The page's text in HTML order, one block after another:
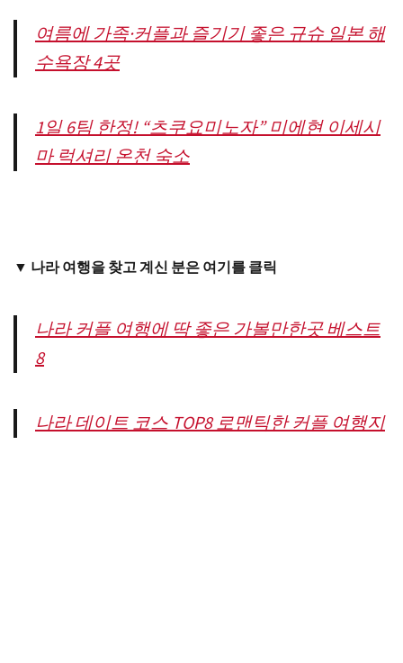
여름에 가족·커플과 즐기기 좋은 규슈 일본 해
수욕장 4곳
1일 6팀 한정! “츠쿠요미노자” 미에현 이세시
마 럭셔리 온천 숙소
▼ 나라 여행을 찾고 계신 분은 여기를 클릭
나라 커플 여행에 딱 좋은 가볼만한곳 베스트
8
나라 데이트 코스 TOP8 로맨틱한 커플 여행지